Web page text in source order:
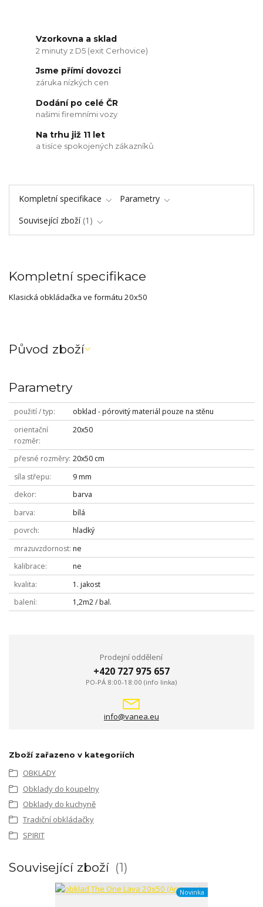
Vzorkovna a sklad
2 minuty z D5 (exit Cerhovice)
Jsme přímí dovozci
záruka nízkých cen
Dodání po celé ČR
našimi firemními vozy
Na trhu již 11 let
a tisíce spokojených zákazníků
Kompletní specifikace
Parametry
Související zboží 1
Kompletní specifikace
Klasická obkládačka ve formátu 20x50
Původ zboží
Parametry
použití / typ
obklad - pórovitý materiál pouze na stěnu
orientační
rozměr
20x50
přesné rozměry 20x50 cm
síla střepu
9 mm
dekor
barva
barva
bílá
povrch
hladký
mrazuvzdornost ne
kalibrace
ne
kvalita
1. jakost
balení
1,2m2 / bal.
Prodejní oddělení
+420 727 975 657
PO-PÁ 8:00-18:00 (info linka)
info@vanea.eu
Zboží zařazeno v kategoriích
OBKLADY
Obklady do koupelny
Obklady do kuchyně
Tradiční obkládačky
SPIRIT
Související zboží 1
Novinka